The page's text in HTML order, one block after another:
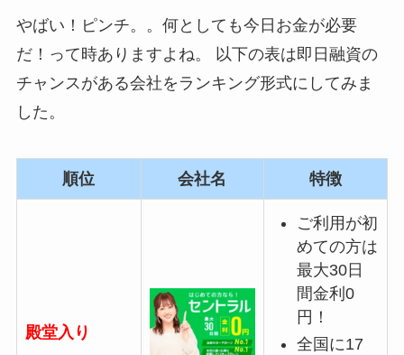
やばい！ピンチ。。何としても今日お金が必要
だ！って時ありますよね。 以下の表は即日融資の
チャンスがある会社をランキング形式にしてみま
した。
順位 会社名 特徴
殿堂入り
ご利用が初
めての方は
最大30日
間金利0
円！
全国に17